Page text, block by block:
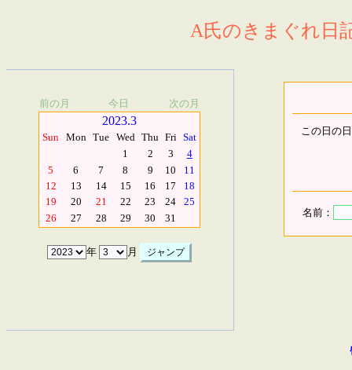
A氏のきまぐれ日
前の月 今日 次の月
2023.3
Sun Mon Tue Wed Thu Fri Sat
1
2 3
4
5
6 7 8 9 10
11
12
13 14 15 16 17
18
19
20 21 22 23 24
25
26
27 28 29 30 31
年 月
この日の
名前：